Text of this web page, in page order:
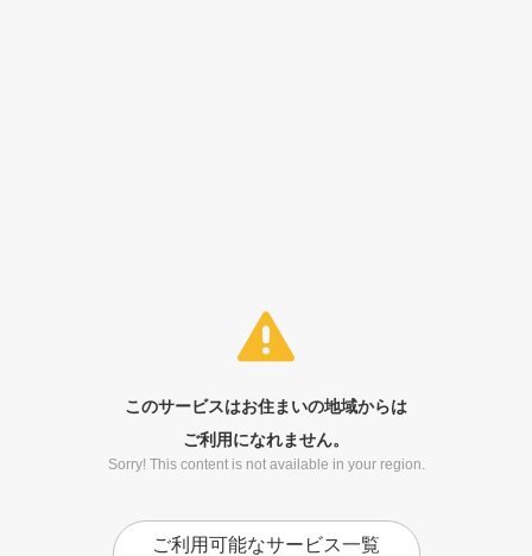
このサービスはお住まいの地域からは
ご利用になれません。
Sorry! This content is not available in your region.
ご利用可能なサービス一覧